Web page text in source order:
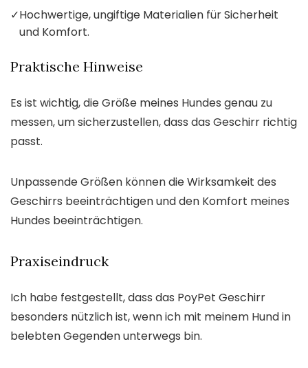
✓Hochwertige, ungiftige Materialien für Sicherheit
und Komfort.
Praktische Hinweise
Es ist wichtig, die Größe meines Hundes genau zu
messen, um sicherzustellen, dass das Geschirr richtig
passt.
Unpassende Größen können die Wirksamkeit des
Geschirrs beeinträchtigen und den Komfort meines
Hundes beeinträchtigen.
Praxiseindruck
Ich habe festgestellt, dass das PoyPet Geschirr
besonders nützlich ist, wenn ich mit meinem Hund in
belebten Gegenden unterwegs bin.